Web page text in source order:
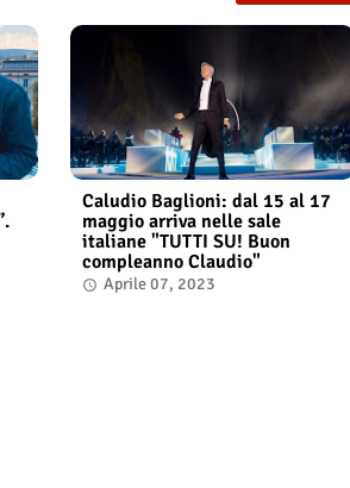
Caludio Baglioni: dal 15 al 17
maggio arriva nelle sale
italiane "TUTTI SU! Buon
compleanno Claudio"
Aprile 07, 2023